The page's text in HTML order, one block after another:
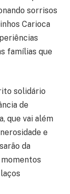
sorrisos
Carioca
famílias que
solidário
de
que vai além
e
da